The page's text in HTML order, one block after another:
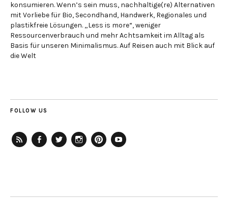
konsumieren. Wenn’s sein muss, nachhaltige(re) Alternativen
mit Vorliebe für Bio, Secondhand, Handwerk, Regionales und
plastikfreie Lösungen. „Less is more“, weniger
Ressourcenverbrauch und mehr Achtsamkeit im Alltag als
Basis für unseren Minimalismus. Auf Reisen auch mit Blick auf
die Welt
FOLLOW US